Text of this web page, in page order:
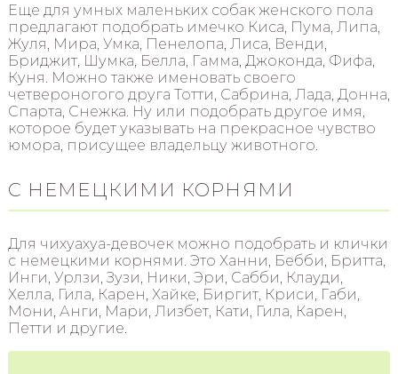
Еще для умных маленьких собак женского пола
предлагают подобрать имечко Киса, Пума, Липа,
Жуля, Мира, Умка, Пенелопа, Лиса, Венди,
Бриджит, Шумка, Белла, Гамма, Джоконда, Фифа,
Куня. Можно также именовать своего
четвероногого друга Тотти, Сабрина, Лада, Донна,
Спарта, Снежка. Ну или подобрать другое имя,
которое будет указывать на прекрасное чувство
юмора, присущее владельцу животного.
С НЕМЕЦКИМИ КОРНЯМИ
Для чихуахуа-девочек можно подобрать и клички
с немецкими корнями. Это Ханни, Бебби, Бритта,
Инги, Урлзи, Зузи, Ники, Эри, Сабби, Клауди,
Хелла, Гила, Карен, Хайке, Биргит, Криси, Габи,
Мони, Анги, Мари, Лизбет, Кати, Гила, Карен,
Петти и другие.